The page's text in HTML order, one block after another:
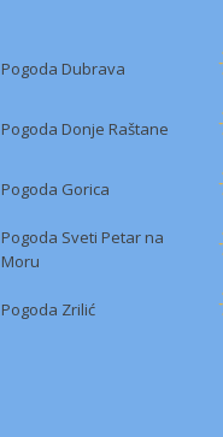
Pogoda Dubrava
Pogoda Donje Raštane
Pogoda Gorica
Pogoda Sveti Petar na
Moru
Pogoda Zrilić